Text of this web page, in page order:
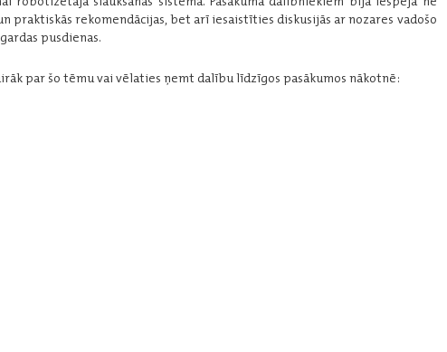
praktiskās rekomendācijas, bet arī iesaistīties diskusijās ar nozares vadošo
pusdienas.
par šo tēmu vai vēlaties ņemt dalību līdzīgos pasākumos nākotnē: